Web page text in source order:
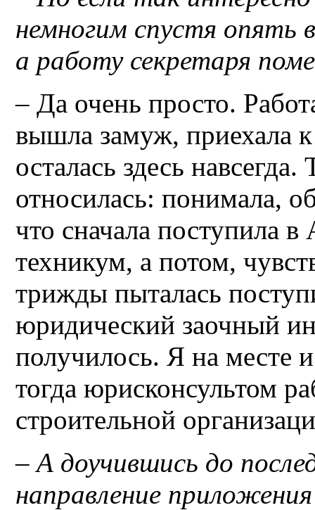
немногим спустя опять
а работу секретаря
– Да очень просто.
вышла замуж, приехала
осталась здесь
относилась: понимала,
что сначала поступила
техникум, а потом,
трижды пыталась
юридический заочный
получилось. Я на месте
тогда юрисконсультом
строительной
– А доучившись до
направление